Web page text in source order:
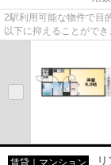
2駅利用可能な物件で目
以下に抑えることがで
賃貸｜マンション